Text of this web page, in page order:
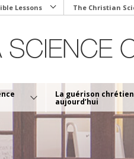
Lessons The Christian
La guérison
aujourd’hui